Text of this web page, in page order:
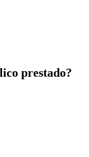
prestado?